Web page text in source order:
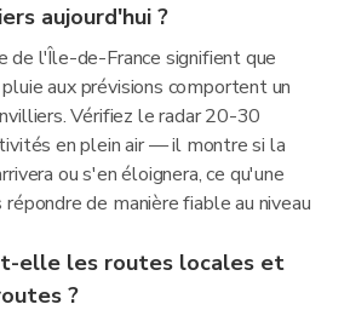
aujourd'hui ?
de l'Île-de-France signifient que
aux prévisions comportent un
Vérifiez le radar 20-30
en plein air — il montre si la
ou s'en éloignera, ce qu'une
de manière fiable au niveau
elle les routes locales et
?